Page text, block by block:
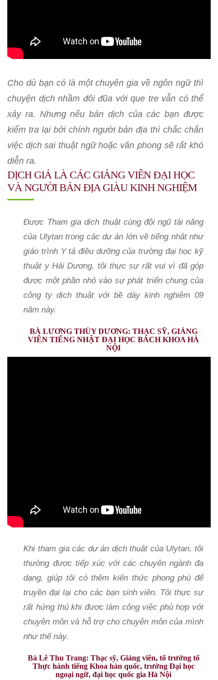
Cho dù bạn có là một chuyên gia về ngôn ngữ thì
chuyện dịch nhầm đôi đũa với que tre vẫn có thể
xảy ra. Nhưng nếu bản dịch của các bạn được
kiểm tra lại bởi chính người bản địa thì chắc chắn
việc dịch sai thuật ngữ hoặc văn phong sẽ rất khó
diễn ra.
DỊCH GIẢ LÀ CÁC GIẢNG VIÊN ĐẠI HỌC
VÀ NGƯỜI BẢN ĐỊA GIÀU KINH NGHIỆM
Được Tham gia dịch thuật cùng đội ngũ tài năng
của Ulytan trong các dự án lớn về tiếng nhật như
giáo trình Y tá điều dưỡng của trường đại học kỹ
thuật y Hải Dương, tôi thực sự rất vui vì đã góp
được một phần nhỏ vào sự phát triển chung của
công ty dịch thuật với bề dày kinh nghiệm 09
năm này.
BÀ LƯƠNG THÙY DƯƠNG: THẠC SỸ, GIẢNG
VIÊN TIẾNG NHẬT ĐẠI HỌC BÁCH KHOA HÀ
NỘI
Khi tham gia các dự án dịch thuật của Ulytan, tôi
thường được tiếp xúc với các chuyên ngành đa
dạng, giúp tôi có thêm kiến thức phong phú để
truyền đại lại cho các bạn sinh viên. Tôi thực sự
rất hứng thú khi được làm công việc phù hợp với
chuyên môn và hỗ trợ cho chuyên môn của mình
như thế này.
Bà Lê Thu Trang: Thạc sỹ, Giảng viên, tổ trưởng tổ
Thực hành tiếng Khoa hàn quốc, trường Đại học
ngoại ngữ, đại học quốc gia Hà Nội